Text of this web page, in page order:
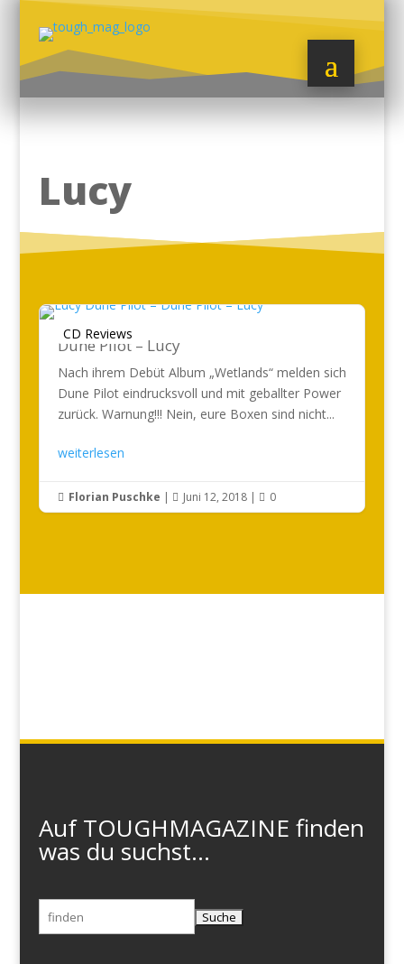
Lucy
CD Reviews
Dune Pilot – Lucy
Nach ihrem Debüt Album „Wetlands“ melden sich
Dune Pilot eindrucksvoll und mit geballter Power
zurück. Warnung!!! Nein, eure Boxen sind nicht...
weiterlesen
 Florian Puschke |  Juni 12, 2018|  0
Auf TOUGHMAGAZINE finden
was du suchst...
Suchen
nach: